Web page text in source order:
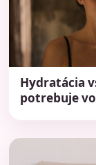
Hydratácia
potrebuje